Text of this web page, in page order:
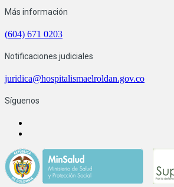
Más información
(604) 671 0203
Notificaciones judiciales
juridica@hospitalismaelroldan.gov.co
Síguenos